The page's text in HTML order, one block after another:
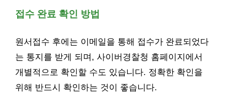
접수 완료 확인 방법
원서접수 후에는 이메일을 통해 접수가 완료되었다
는 통지를 받게 되며, 사이버경찰청 홈페이지에서
개별적으로 확인할 수도 있습니다. 정확한 확인을
위해 반드시 확인하는 것이 좋습니다.